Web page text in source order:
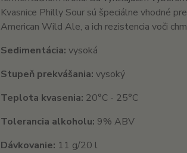
Kvasnice Philly Sour sú špeciálne vhodné
American Wild Ale, a ich rezistencia voči
Sedimentácia: vysoká
Stupeň prekvášania: vysoký
Teplota kvasenia: 20°C - 25°C
Tolerancia alkoholu: 9% ABV
Dávkovanie: 11 g/20 l